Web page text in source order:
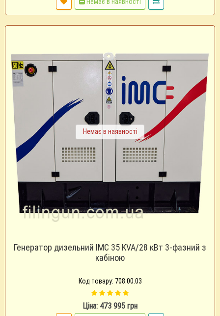
Немає в наявності
Генератор дизельний IMC 35 KVA/28 кВт 3-фазний з
кабіною
Код товару: 708.00.03
Ціна: 473 995 грн